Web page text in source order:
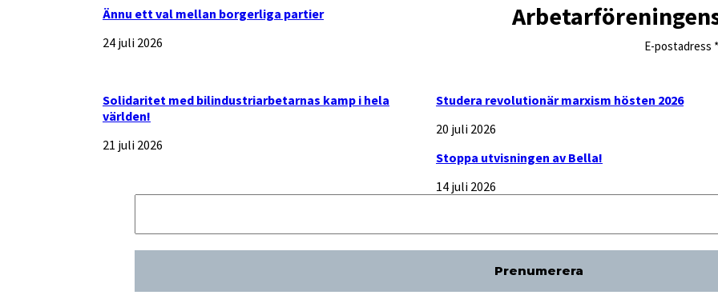
Ännu ett val mellan borgerliga partier
24 juli 2026
Solidaritet med bilindustriarbetarnas kamp i hela
världen!
21 juli 2026
Studera revolutionär marxism hösten 2026
20 juli 2026
Stoppa utvisningen av Bella!
14 juli 2026
E-postadress *